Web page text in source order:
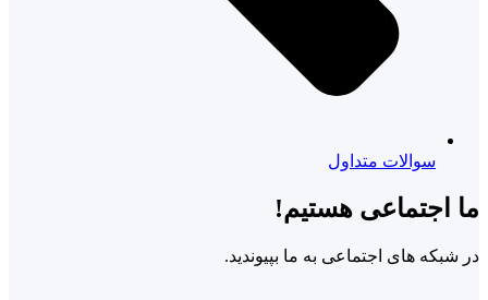
سوالات متداول
ما اجتماعی هستیم!
در شبکه های اجتماعی به ما بپیوندید.